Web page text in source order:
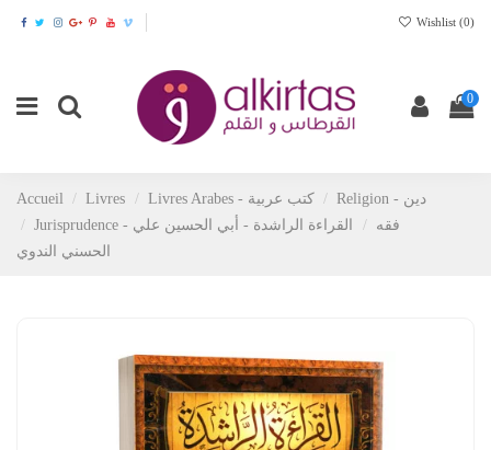
Wishlist (0)
0
Accueil Livres Livres Arabes - كتب عربية
Religion - دين
Jurisprudence - فقه
القراءة الراشدة - أبي الحسين علي
الحسني الندوي